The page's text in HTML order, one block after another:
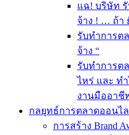
แฉ! บริษัท
จ้าง ! … ถ้า
รับทําการต
จ้าง “
รับทำการต
ไหร่ และ ท
งานมืออาชี
กลยุทธ์การตลาดออนไ
การสร้าง Brand